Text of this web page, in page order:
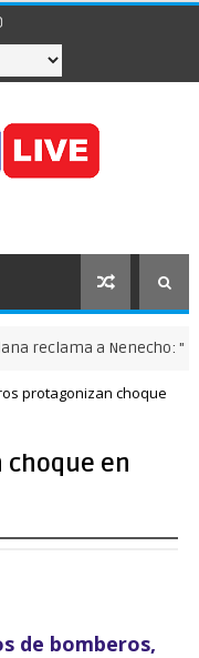
a Nenecho:
protagonizan choque
choque en
de bomberos,